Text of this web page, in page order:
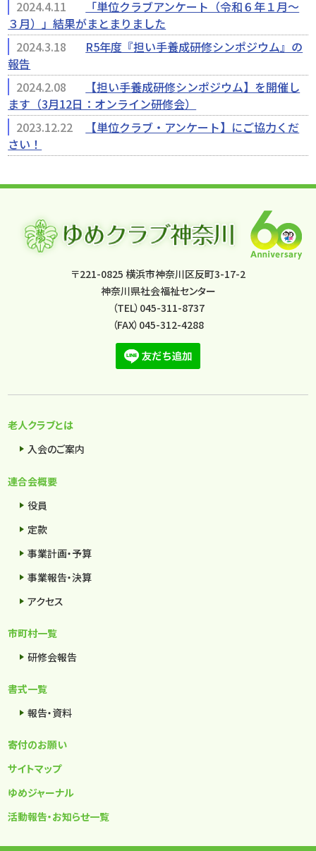
2024.4.11
「単位クラブアンケート（令和６年１月～
３月）」結果がまとまりました
2024.3.18
R5年度『担い手養成研修シンポジウム』の
報告
2024.2.08
【担い手養成研修シンポジウム】を開催し
ます（3月12日：オンライン研修会）
2023.12.22
【単位クラブ・アンケート】にご協力くだ
さい！
〒221-0825 横浜市神奈川区反町3-17-2
神奈川県社会福祉センター
（TEL）045-311-8737
（FAX）045-312-4288
老人クラブとは
入会のご案内
連合会概要
役員
定款
事業計画・予算
事業報告・決算
アクセス
市町村一覧
研修会報告
書式一覧
報告・資料
寄付のお願い
サイトマップ
ゆめジャーナル
活動報告・お知らせ一覧